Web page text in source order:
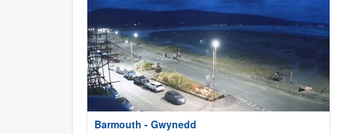
Barmouth - Gwynedd